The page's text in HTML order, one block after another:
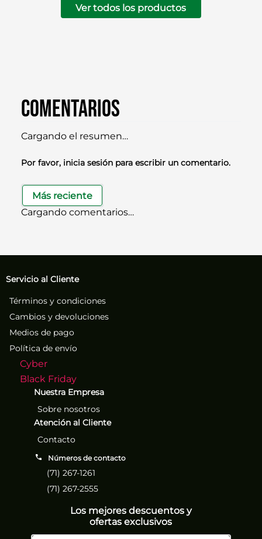
Ver todos los productos
Comentarios
Cargando el resumen…
Por favor, inicia sesión para escribir un comentario.
Más reciente
Cargando comentarios…
Servicio al Cliente
Términos y condiciones
Cambios y devoluciones
Medios de pago
Política de envío
Cyber
Black Friday
Nuestra Empresa
Sobre nosotros
Atención al Cliente
Contacto
Números de contacto
(71) 267-1261
(71) 267-2555
Los mejores descuentos y
ofertas exclusivos